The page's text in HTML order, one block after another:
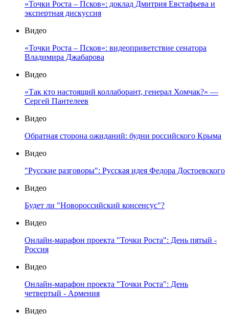
«Точки Роста – Псков»: доклад Дмитрия Евстафьева и
экспертная дискуссия
Видео
«Точки Роста – Псков»: видеоприветствие сенатора
Владимира Джабарова
Видео
«Так кто настоящий коллаборант, генерал Хомчак?» —
Сергей Пантелеев
Видео
Обратная сторона ожиданий: будни российского Крыма
Видео
"Русские разговоры": Русская идея Федора Достоевского
Видео
Будет ли "Новороссийский консенсус"?
Видео
Онлайн-марафон проекта "Точки Роста": День пятый -
Россия
Видео
Онлайн-марафон проекта "Точки Роста": День
четвертый - Армения
Видео